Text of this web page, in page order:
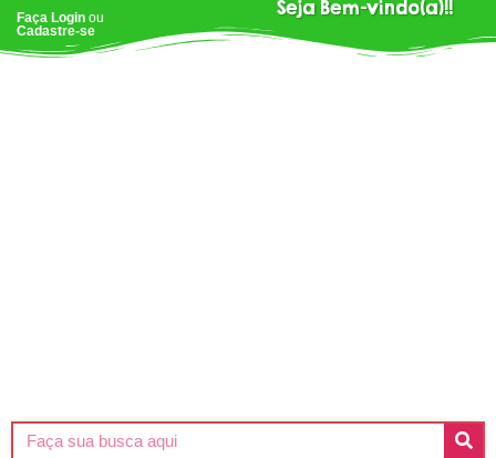
Faça Login ou
Cadastre-se
Seja Bem-vindo(a)!!